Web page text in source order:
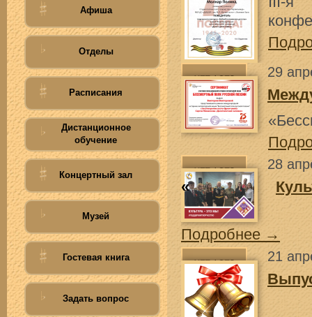
Афиша
Отделы
Расписания
Дистанционное
обучение
Концертный зал
Музей
Гостевая книга
Задать вопрос
29
28
«
Подробнее →
21